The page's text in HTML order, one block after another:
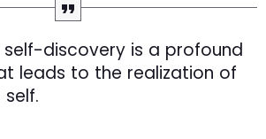
self-discovery is a profound
leads to the realization of